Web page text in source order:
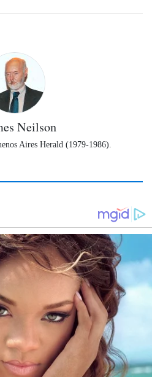
Neilson
Aires Herald (1979-1986).